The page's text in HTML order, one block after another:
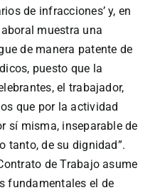
de infracciones’ y, en
muestra una
de manera patente de
puesto que la
el trabajador,
que por la actividad
sí misma, inseparable de
tanto, de su dignidad”.
de Trabajo asume
fundamentales el de